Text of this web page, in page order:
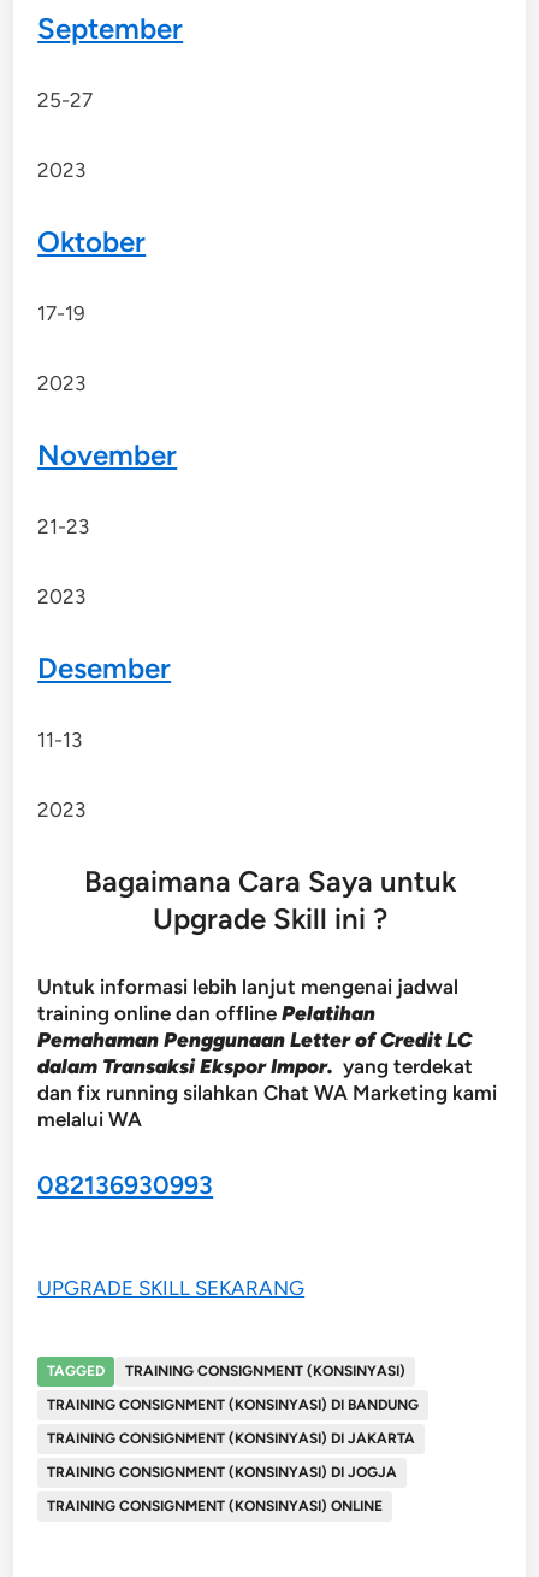
September
25-27
2023
Oktober
17-19
2023
November
21-23
2023
Desember
11-13
2023
Bagaimana Cara Saya untuk
Upgrade Skill ini ?
Untuk informasi lebih lanjut mengenai jadwal
training online dan offlinePelatihan
Pemahaman Penggunaan Letter of Credit LC
dalam Transaksi Ekspor Impor.yang terdekat
dan fix running silahkan Chat WA Marketing kami
melalui WA
082136930993
UPGRADE SKILL SEKARANG
TAGGED
TRAINING CONSIGNMENT (KONSINYASI)
TRAINING CONSIGNMENT (KONSINYASI) DI BANDUNG
TRAINING CONSIGNMENT (KONSINYASI) DI JAKARTA
TRAINING CONSIGNMENT (KONSINYASI) DI JOGJA
TRAINING CONSIGNMENT (KONSINYASI) ONLINE